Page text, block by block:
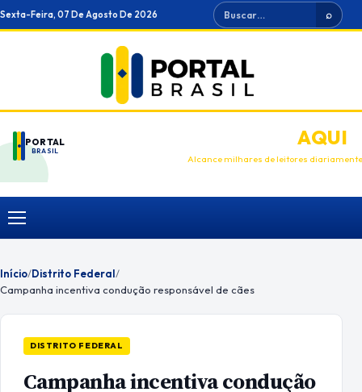
Ir
para
Sexta-Feira, 07 De Agosto De 2026 Buscar ⌕
PORTAL
BRASIL
ANUNCIEAQUI
Alcance milhares de leitores diariamente
Menu
Início/Distrito Federal/
Campanha incentiva condução responsável de cães
DISTRITO FEDERAL
Campanha incentiva condução